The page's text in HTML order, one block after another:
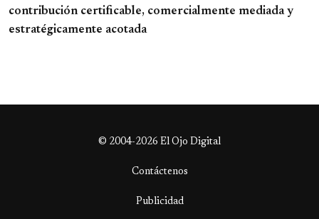
contribución certificable, comercialmente mediada y
estratégicamente acotada
© 2004-2026 El Ojo Digital
Contáctenos
Publicidad